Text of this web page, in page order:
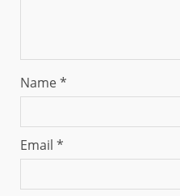
Name*
Email *